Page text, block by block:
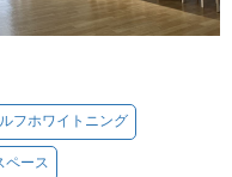
フホワイトニング
ペース